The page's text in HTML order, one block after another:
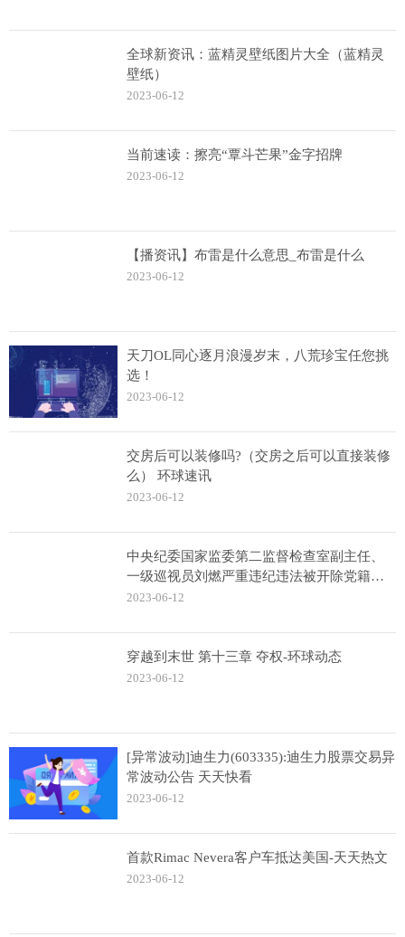
全球新资讯：蓝精灵壁纸图片大全（蓝精灵
壁纸）
2023-06-12
当前速读：擦亮“覃斗芒果”金字招牌
2023-06-12
【播资讯】布雷是什么意思_布雷是什么
2023-06-12
天刀OL同心逐月浪漫岁末，八荒珍宝任您挑
选！
2023-06-12
交房后可以装修吗?（交房之后可以直接装修
么） 环球速讯
2023-06-12
中央纪委国家监委第二监督检查室副主任、
一级巡视员刘燃严重违纪违法被开除党籍和
公职 天天热议
2023-06-12
穿越到末世 第十三章 夺权-环球动态
2023-06-12
[异常波动]迪生力(603335):迪生力股票交易异
常波动公告 天天快看
2023-06-12
首款Rimac Nevera客户车抵达美国-天天热文
2023-06-12